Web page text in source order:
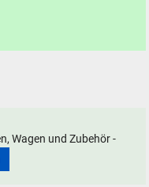
Wagen und Zubehör -